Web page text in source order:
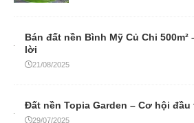
Bán đất nền Bình Mỹ Củ Chi
lời
21/08/2025
Đất nền Topia Garden – Cơ hội
29/07/2025